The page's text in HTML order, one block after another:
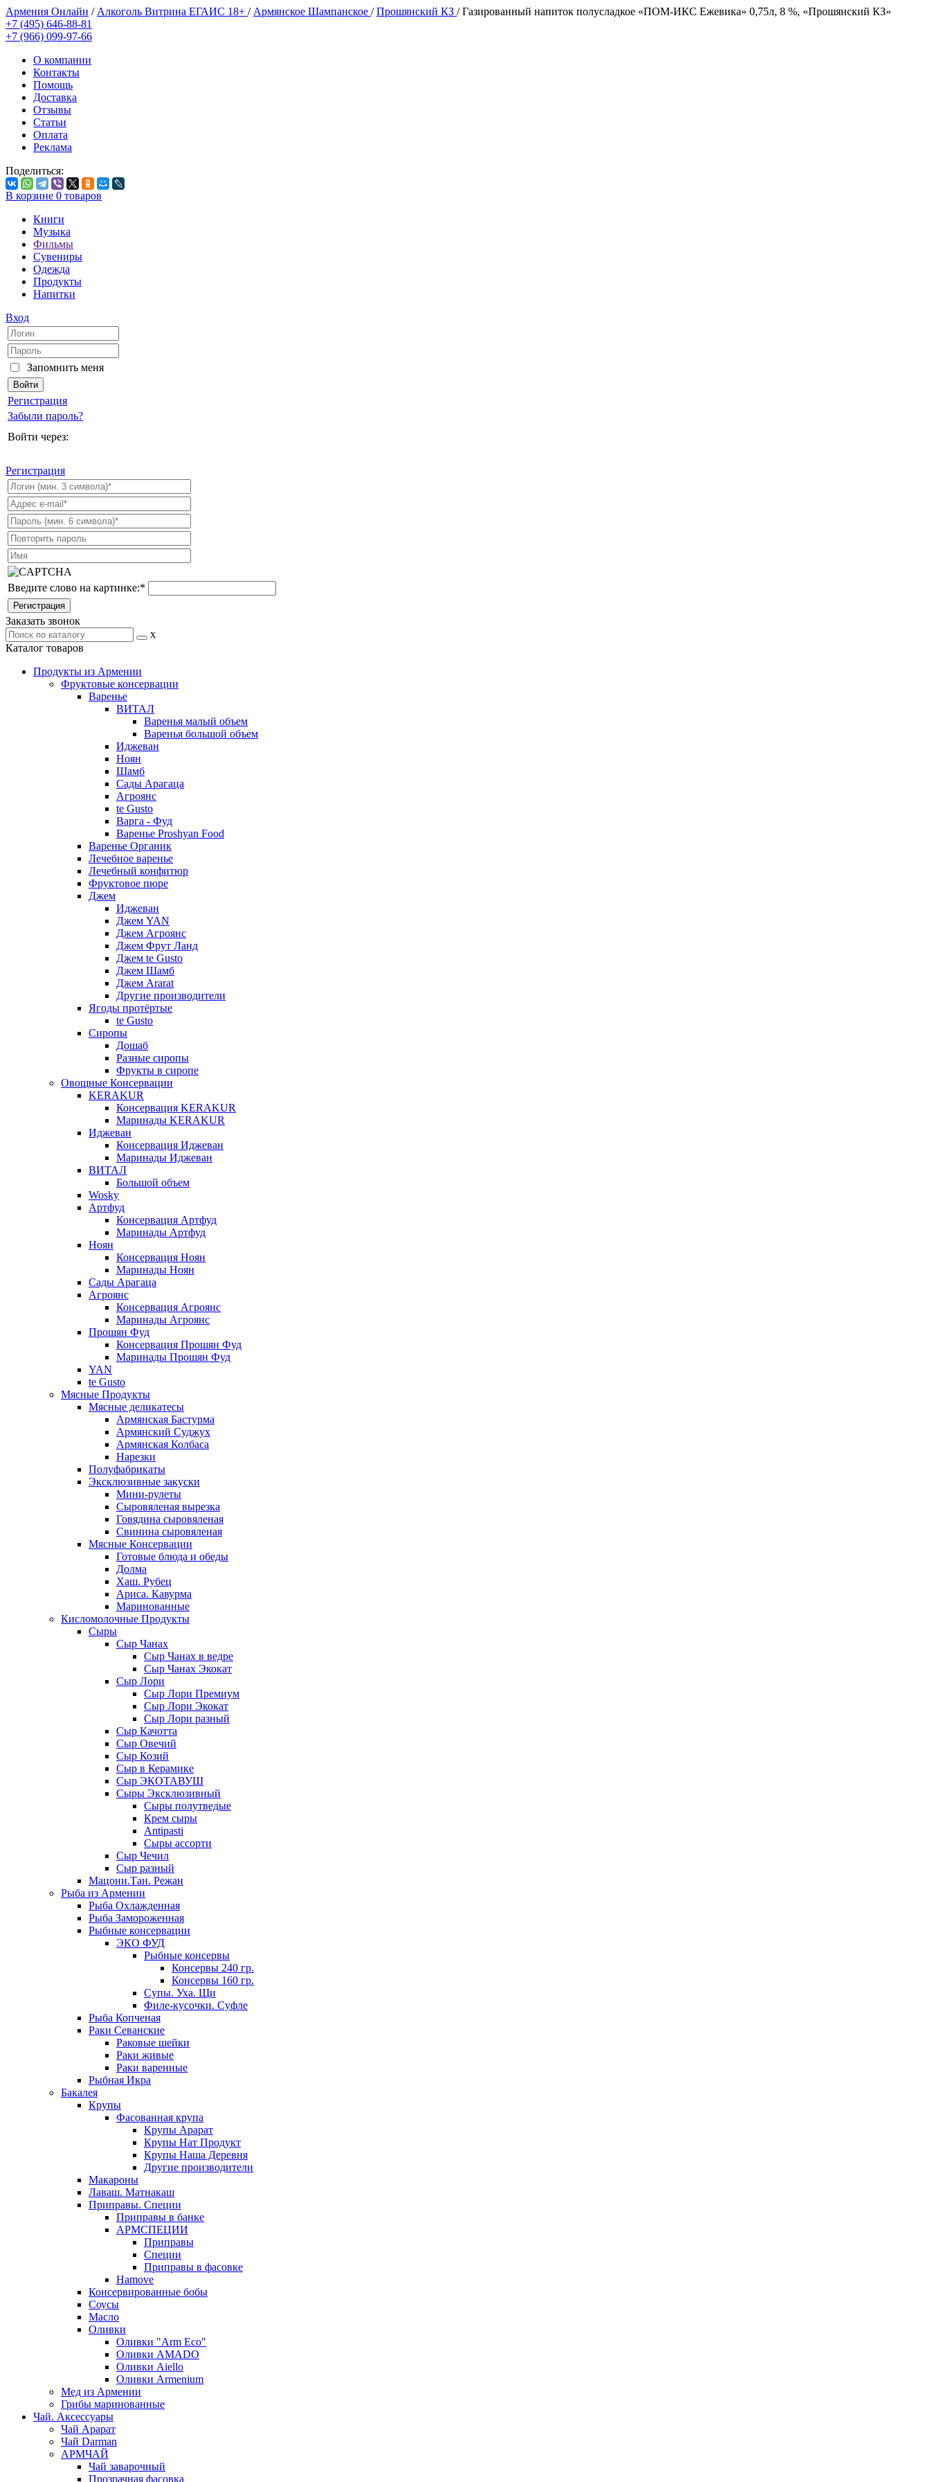
Армения Онлайн / Алкоголь Витрина ЕГАИС 18+ / Армянское Шампанское /Прошянский КЗ /Газированный напиток полусладкое «ПОМ-ИКС Ежевика» 0,75л, 8 %, «Прошянский КЗ»
+7 (495) 646-88-81
+7 (966) 099-97-66
О компании
Контакты
Помощь
Доставка
Отзывы
Статьи
Оплата
Реклама
Поделиться:
В корзине 0 товаров
Книги
Музыка
Фильмы
Сувениры
Одежда
Продукты
Напитки
Вход
Запомнить меня
Регистрация
Забыли пароль?
Войти через:
Регистрация
Введите слово на картинке:*
Заказать звонок
x
Каталог товаров
Продукты из Армении
Фруктовые консервации
Варенье
ВИТАЛ
Варенья малый объем
Варенья большой объем
Иджеван
Ноян
Шамб
Сады Арагаца
Агроянс
te Gusto
Варга - Фуд
Варенье Proshyan Food
Варенье Органик
Лечебное варенье
Лечебный конфитюр
Фруктовое пюре
Джем
Иджеван
Джем YAN
Джем Агроянс
Джем Фрут Ланд
Джем te Gusto
Джем Шамб
Джем Ararat
Другие производители
Ягоды протёртые
te Gusto
Сиропы
Дошаб
Разные сиропы
Фрукты в сиропе
Овощные Консервации
KERAKUR
Консервация KERAKUR
Маринады KERAKUR
Иджеван
Консервация Иджеван
Маринады Иджеван
ВИТАЛ
Большой объем
Wosky
Артфуд
Консервация Артфуд
Маринады Артфуд
Ноян
Консервация Ноян
Маринады Ноян
Сады Арагаца
Агроянс
Консервация Агроянс
Маринады Агроянс
Прошян Фуд
Консервация Прошян Фуд
Маринады Прошян Фуд
YAN
te Gusto
Мясные Продукты
Мясные деликатесы
Армянская Бастурма
Армянский Суджух
Армянская Колбаса
Нарезки
Полуфабрикаты
Эксклюзивные закуски
Мини-рулеты
Сыровяленая вырезка
Говядина сыровяленая
Свинина сыровяленая
Мясные Консервации
Готовые блюда и обеды
Долма
Хаш. Рубец
Ариса. Кавурма
Маринованные
Кисломолочные Продукты
Сыры
Сыр Чанах
Сыр Чанах в ведре
Сыр Чанах Экокат
Сыр Лори
Сыр Лори Премиум
Сыр Лори Экокат
Сыр Лори разный
Сыр Качотта
Сыр Овечий
Сыр Козий
Сыр в Керамике
Сыр ЭКОТАВУШ
Сыры Эксклюзивный
Сыры полутведые
Крем сыры
Antipasti
Сыры ассорти
Сыр Чечил
Сыр разный
Мацони.Тан. Режан
Рыба из Армении
Рыба Охлажденная
Рыба Замороженная
Рыбные консервации
ЭКО ФУД
Рыбные консервы
Консервы 240 гр.
Консервы 160 гр.
Супы. Уха. Щи
Филе-кусочки. Суфле
Рыба Копченая
Раки Севанские
Раковые шейки
Раки живые
Раки варенные
Рыбная Икра
Бакалея
Крупы
Фасованная крупа
Крупы Арарат
Крупы Нат Продукт
Крупы Наша Деревня
Другие производители
Макароны
Лаваш. Матнакаш
Приправы. Специи
Приправы в банке
АРМСПЕЦИИ
Приправы
Специи
Приправы в фасовке
Hamove
Консервированные бобы
Соусы
Масло
Оливки
Оливки "Arm Eco"
Оливки AMADO
Оливки Aiello
Оливки Armenium
Мед из Армении
Грибы маринованные
Чай. Аксессуары
Чай Арарат
Чай Darman
АРМЧАЙ
Чай заварочный
Прозрачная фасовка